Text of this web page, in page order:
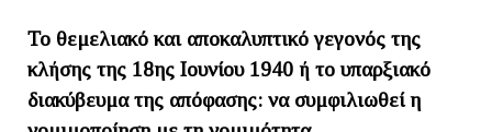
Το θεμελιακό και αποκαλυπτικό γεγονός της
κλήσης της 18ης Ιουνίου 1940 ή το υπαρξιακό
διακύβευμα της απόφασης: να συμφιλιωθεί η